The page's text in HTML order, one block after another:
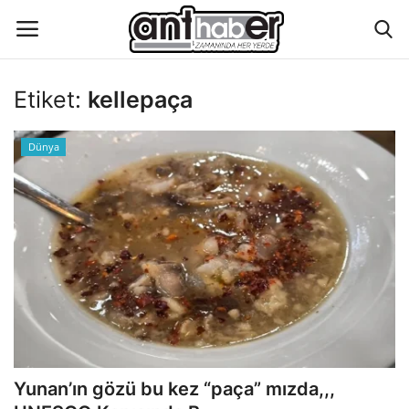
Eğitim
Aktüel Magazin
Hakkımızda
İletişim
Çevre
Etiket: kellepaça
Dünya
Yunan’ın gözü bu kez “paça” mızda,,,